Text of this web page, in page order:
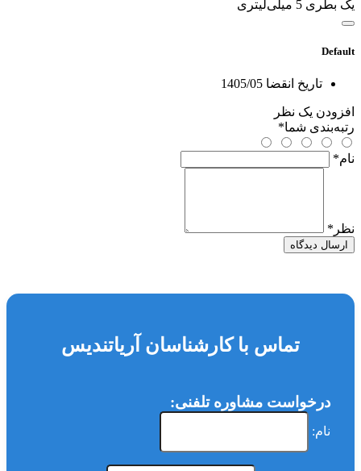
یک بطری 5 میلی‌لیتری
Default
تاریخ انقضا 1405/05
افزودن یک نظر
رتبه‌بندی شما*
نام*
نظر *
ارسال دیدگاه
تماس با کارشناسان آریاتندیس
درخواست مشاوره تلفنی:
نام: